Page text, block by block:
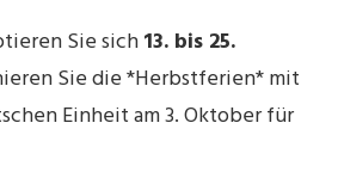
Sie sich13. bis 25.
Sie die *Herbstferien* mit
Einheit am 3. Oktober für